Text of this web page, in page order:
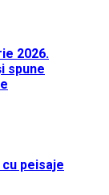
2026.
spune
peisaje